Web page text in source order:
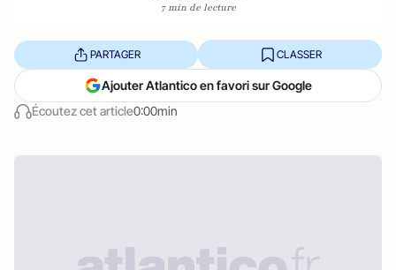
7 min de lecture
Écoutez cet article0:00min
PARTAGER CLASSER
Ajouter Atlantico en favori sur Google